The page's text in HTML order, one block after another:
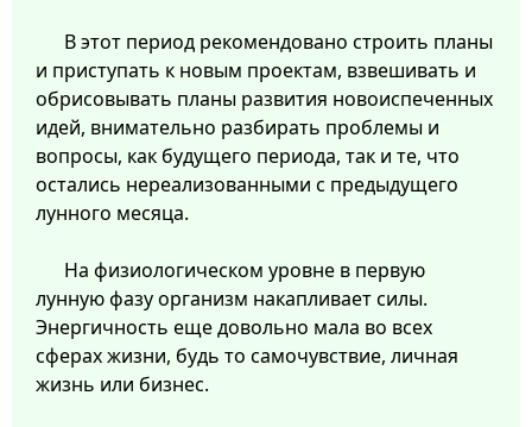
В этот период рекомендовано строить планы
и приступать к новым проектам, взвешивать и
обрисовывать планы развития новоиспеченных
идей, внимательно разбирать проблемы и
вопросы, как будущего периода, так и те, что
остались нереализованными с предыдущего
лунного месяца.
На физиологическом уровне в первую
лунную фазу организм накапливает силы.
Энергичность еще довольно мала во всех
сферах жизни, будь то самочувствие, личная
жизнь или бизнес.